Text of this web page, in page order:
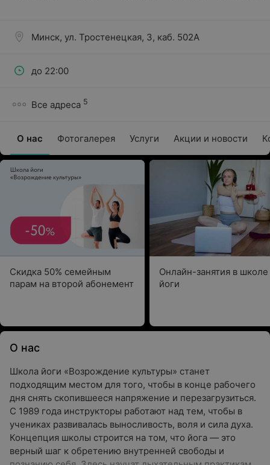
О нас Фотогалерея Услуги Акции и новости
Минск, ул. Тростенецкая, 3, каб. 502А
до 22:00
Все адреса 5
Скидка 50% семейным
парам на второй абонемент
Онлайн-занятия в школе
йоги
О нас
Школа йоги «Возрождение культуры» станет
подходящим местом для того, чтобы в конце рабочего
дня снять скопившееся напряжение и перезагрузиться.
С 1989 года инструкторы работают над тем, чтобы в
учениках развивалась выносливость, воля и сила духа.
Концепция школы строится на том, что йога — это
верный шаг к обретению внутренней свободы и